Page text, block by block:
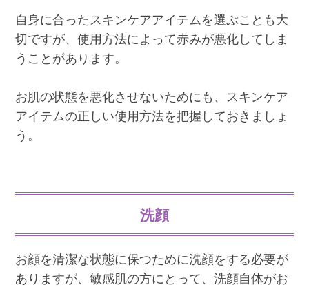
自身に合ったスキンケアアイテムを選ぶことも大
切ですが、使用方法によって赤みが悪化してしま
うことがあります。
お肌の状態を悪化させないためにも、スキンケア
アイテムの正しい使用方法を把握しておきましょ
う。
洗顔
お顔を清潔な状態に保つために洗顔をする必要が
ありますが、敏感肌の方にとって、洗顔自体がお